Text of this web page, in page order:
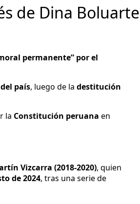
de Dina Boluarte
permanente” por el
país, luego de la destitución
la Constitución peruana en
Vizcarra (2018-2020), quien
de 2024, tras una serie de